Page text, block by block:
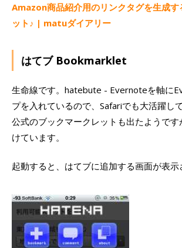
Amazon商品紹介用のリンクタグを生成す
ット♪ | matuダイアリー
はてブ Bookmarklet
生命線です。hatebute - Evernoteを軸に
プを入れているので、Safariでも大活躍し
公式のブックマークレットも出たようで
けています。
起動すると、はてブに追加する画面が表示